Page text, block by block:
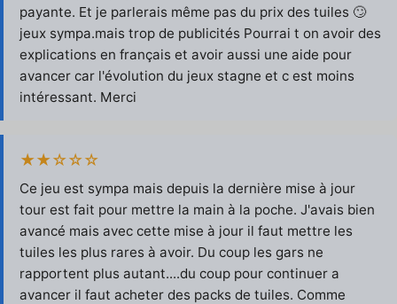
payante. Et je parlerais même pas du prix des tuiles 🙄
jeux sympa.mais trop de publicités Pourrai t on avoir des
explications en français et avoir aussi une aide pour
avancer car l'évolution du jeux stagne et c est moins
intéressant. Merci
★★☆☆☆
Ce jeu est sympa mais depuis la dernière mise à jour
tour est fait pour mettre la main à la poche. J'avais bien
avancé mais avec cette mise à jour il faut mettre les
tuiles les plus rares à avoir. Du coup les gars ne
rapportent plus autant....du coup pour continuer a
avancer il faut acheter des packs de tuiles. Comme